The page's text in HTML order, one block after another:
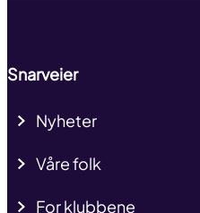
Snarveier
Nyheter
Våre folk
For klubbene